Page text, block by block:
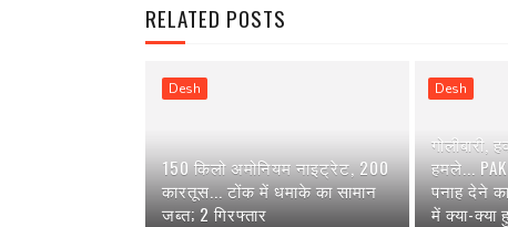
RELATED POSTS
Desh
150 किलो अमोनियम नाइट्रेट, 200
कारतूस... टोंक में धमाके का सामान
जब्त; 2 गिरफ्तार
Desh
गोलीबारी,
हमले...
पनाह देने
में क्या-